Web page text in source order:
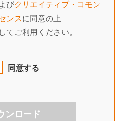
びクリエイティブ・コモン
ンスに同意の上
てご利用ください。
同意する